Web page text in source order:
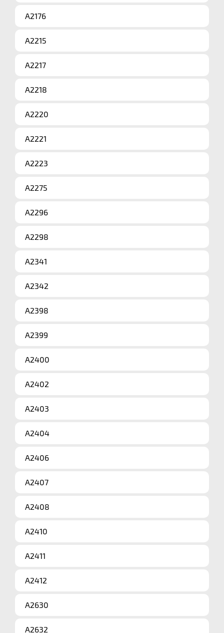
A2176
A2215
A2217
A2218
A2220
A2221
A2223
A2275
A2296
A2298
A2341
A2342
A2398
A2399
A2400
A2402
A2403
A2404
A2406
A2407
A2408
A2410
A2411
A2412
A2630
A2632